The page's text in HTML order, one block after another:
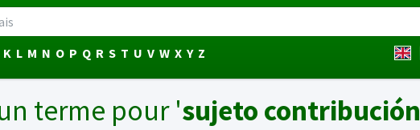
K L M N O P Q R S T U V W X Y Z
terme pour 'sujeto contribución